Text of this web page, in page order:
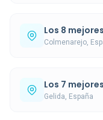
Los 8
Colmenarejo,
Los 7
Gelida, España